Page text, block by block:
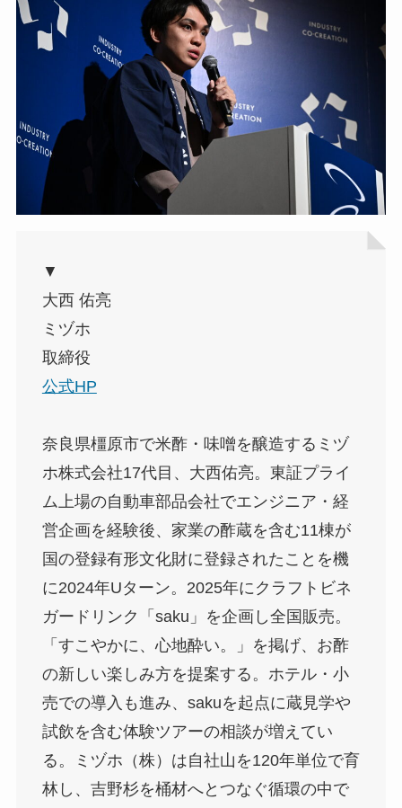
▼
大西 佑亮
ミヅホ
取締役
公式HP
奈良県橿原市で米酢・味噌を醸造するミヅ
ホ株式会社17代目、大西佑亮。東証プライ
ム上場の自動車部品会社でエンジニア・経
営企画を経験後、家業の酢蔵を含む11棟が
国の登録有形文化財に登録されたことを機
に2024年Uターン。2025年にクラフトビネ
ガードリンク「saku」を企画し全国販売。
「すこやかに、心地酔い。」を掲げ、お酢
の新しい楽しみ方を提案する。ホテル・小
売での導入も進み、sakuを起点に蔵見学や
試飲を含む体験ツアーの相談が増えてい
る。ミヅホ（株）は自社山を120年単位で育
林し、吉野杉を桶材へとつなぐ循環の中で